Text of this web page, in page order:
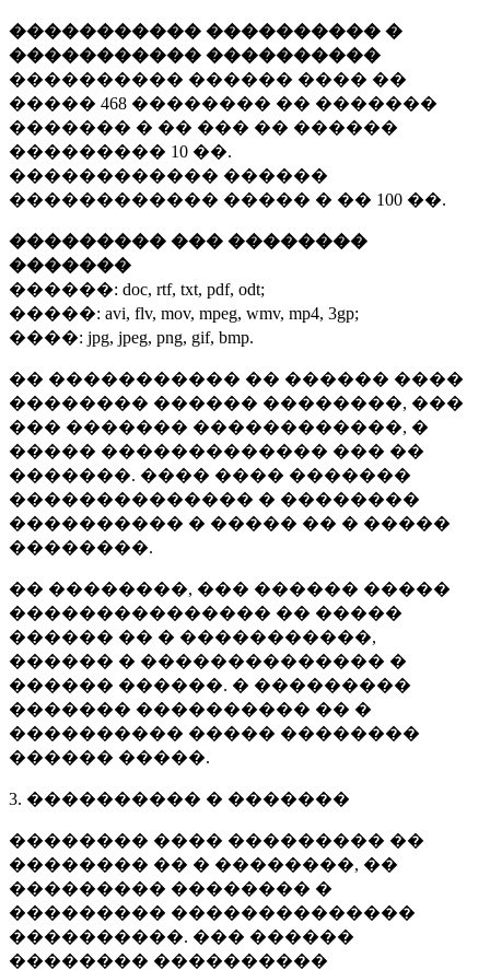
����������� ���������� �
����������� ����������
���������� ������ ���� ��
����� 468 �������� �� �������
������� � �� ��� �� ������
��������� 10 ��.
������������ ������
������������ ����� � �� 100 ��.
��������� ��� ��������
�������
������: doc, rtf, txt, pdf, odt;
�����: avi, flv, mov, mpeg, wmv, mp4, 3gp;
����: jpg, jpeg, png, gif, bmp.
�� ����������� �� ������ ����
�������� ������ ��������, ���
��� ������� ������������, �
����� ������������� ��� ��
�������. ���� ���� �������
�������������� � ��������
���������� � ����� �� � �����
��������.
�� ��������, ��� ������ �����
��������������� �� �����
������ �� � �����������,
������ � �������������� �
������ ������. � ���������
������� ���������� �� �
���������� ����� ��������
������ �����.
3. ���������� � �������
�������� ���� ��������� ��
�������� �� � ��������, ��
��������� �������� �
��������� ��������������
����������. ��� ������
�������� ����������